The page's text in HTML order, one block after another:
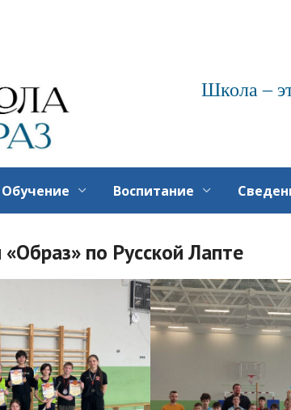
Школа –
Обучение Воспитание
по Русской Лапте